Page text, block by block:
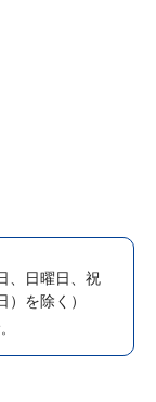
、日曜日、祝
を除く）